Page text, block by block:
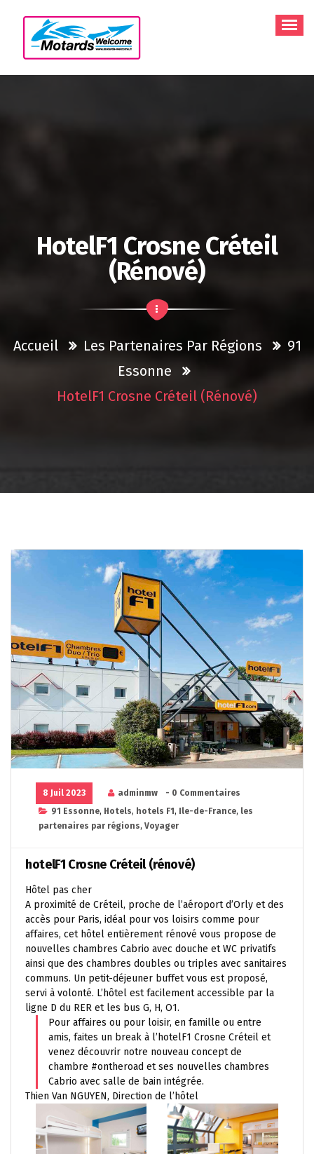
contenu
HotelF1 Crosne Créteil
(rénové)
Accueil Les Partenaires Par Régions
91
Essonne
HotelF1 Crosne Créteil (rénové)
8 Juil 2023 adminmw
- 0 Commentaires
91 Essonne, Hotels, hotels F1 , Ile-de-France, les
partenaires par régions, Voyager
hotelF1 Crosne Créteil (rénové)
Hôtel pas cher
A proximité de Créteil, proche de l’aéroport d’Orly et des
accès pour Paris, idéal pour vos loisirs comme pour
affaires, cet hôtel entièrement rénové vous propose de
nouvelles chambres Cabrio avec douche et WC privatifs
ainsi que des chambres doubles ou triples avec sanitaires
communs. Un petit-déjeuner buffet vous est proposé,
servi à volonté. L’hôtel est facilement accessible par la
ligne D du RER et les bus G, H, O1.
Pour affaires ou pour loisir, en famille ou entre
amis, faites un break à l’hotelF1 Crosne Créteil et
venez découvrir notre nouveau concept de
chambre #ontheroad et ses nouvelles chambres
Cabrio avec salle de bain intégrée.
Thien Van NGUYEN, Direction de l’hôtel